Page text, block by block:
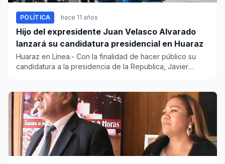
POLÍTICA hace 11 años
Hijo del expresidente Juan Velasco Alvarado
lanzará su candidatura presidencial en Huaraz
Huaraz en Línea.- Con la finalidad de hacer público su
candidatura a la presidencia de la Republica, Javier